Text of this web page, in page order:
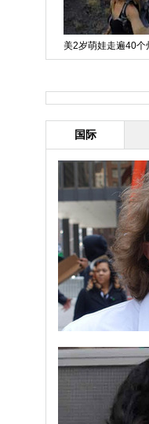
美2岁萌娃走遍40个
国际